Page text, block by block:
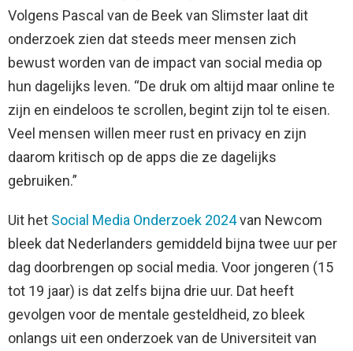
Volgens Pascal van de Beek van Slimster laat dit
onderzoek zien dat steeds meer mensen zich
bewust worden van de impact van social media op
hun dagelijks leven. “De druk om altijd maar online te
zijn en eindeloos te scrollen, begint zijn tol te eisen.
Veel mensen willen meer rust en privacy en zijn
daarom kritisch op de apps die ze dagelijks
gebruiken.”
Uit het Social Media Onderzoek 2024van Newcom
bleek dat Nederlanders gemiddeld bijna twee uur per
dag doorbrengen op social media. Voor jongeren (15
tot 19 jaar) is dat zelfs bijna drie uur. Dat heeft
gevolgen voor de mentale gesteldheid, zo bleek
onlangs uit een onderzoek van de Universiteit van